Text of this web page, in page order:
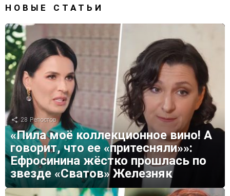
НОВЫЕ СТАТЬИ
28 Репостов
«Пила моё коллекционное вино! А
говорит, что ее «притесняли»»:
Ефросинина жёстко прошлась по
звезде «Сватов» Железняк